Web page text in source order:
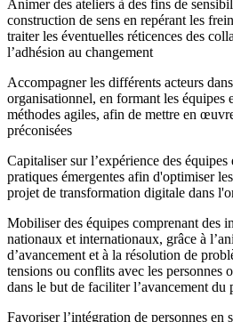
Animer des ateliers à des fins de
construction de sens en repérant les
traiter les éventuelles réticences des
l’adhésion au changement
Accompagner les différents acteurs
organisationnel, en formant les équipes
méthodes agiles, afin de mettre en
préconisées
Capitaliser sur l’expérience des
pratiques émergentes afin d'optimiser
projet de transformation digitale dans
Mobiliser des équipes comprenant des
nationaux et internationaux, grâce à
d’avancement et à la résolution de
tensions ou conflits avec les personnes
dans le but de faciliter l’avancement du
Favoriser l’intégration de personnes en